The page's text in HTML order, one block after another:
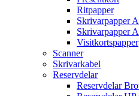
Ritpapper
Skrivarpapper
Skrivarpapper
Visitkortspapper
Scanner
Skrivarkabel
Reservdelar
Reservdelar